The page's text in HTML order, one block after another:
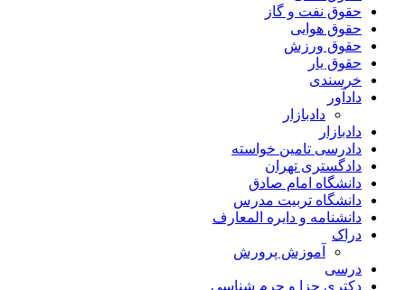
حقوق نفت و گاز
حقوق هوایی
حقوق ورزش
حقوق یار
خرسندی
دادآور
دادبازار
دادبازار
دادرسی تامین خواسته
دادگستری تهران
دانشگاه امام صادق
دانشگاه تربیت مدرس
دانشنامه و دایره المعارف
دراک
آموزش پرورش
درسی
دکتری جزا و جرم شناسی